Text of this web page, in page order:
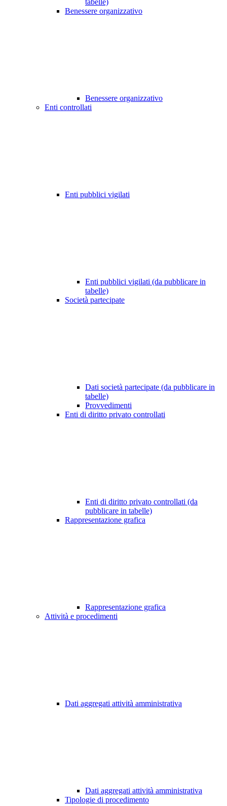
tabelle)
Benessere organizzativo
Benessere organizzativo
Enti controllati
Enti pubblici vigilati
Enti pubblici vigilati (da pubblicare in
tabelle)
Società partecipate
Dati società partecipate (da pubblicare in
tabelle)
Provvedimenti
Enti di diritto privato controllati
Enti di diritto privato controllati (da
pubblicare in tabelle)
Rappresentazione grafica
Rappresentazione grafica
Attività e procedimenti
Dati aggregati attività amministrativa
Dati aggregati attività amministrativa
Tipologie di procedimento